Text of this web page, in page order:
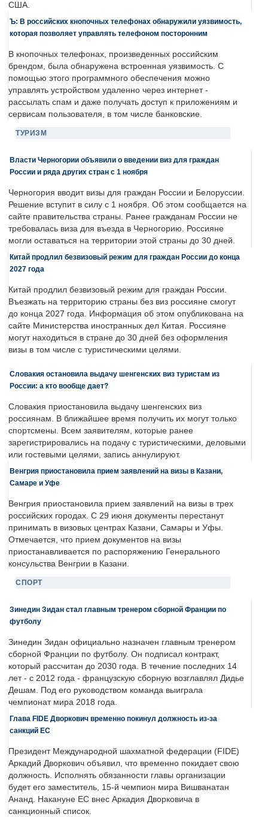
США.
Ъ: В российских кнопочных телефонах обнаружили уязвимость,
которая позволяет управлять телефоном посторонним
В кнопочных телефонах, произведенных российским
брендом, была обнаружена встроенная уязвимость. С
помощью этого программного обеспечения можно
управлять устройством удаленно через интернет -
рассылать спам и даже получать доступ к приложениям и
сервисам пользователя, в том числе банковские.
ТУРИЗМ
Власти Черногории объявили о введении виз для граждан
России и ряда других стран с 1 ноября
Черногория вводит визы для граждан России и Белоруссии.
Решение вступит в силу с 1 ноября. Об этом сообщается на
сайте правительства страны. Ранее гражданам России не
требовалась виза для въезда в Черногорию. Россияне
могли оставаться на территории этой страны до 30 дней.
Китай продлил безвизовый режим для граждан России до конца
2027 года
Китай продлил безвизовый режим для граждан России.
Въезжать на территорию страны без виз россияне смогут
до конца 2027 года. Информация об этом опубликована на
сайте Министерства иностранных дел Китая. Россияне
могут находиться в стране до 30 дней без оформления
визы в том числе с туристическими целями.
Словакия остановила выдачу шенгенских виз туристам из
России: а кто вообще дает?
Словакия приостановила выдачу шенгенских виз
россиянам. В ближайшее время получить их могут только
спортсмены. Всем заявителям, которые ранее
зарегистрировались на подачу с туристическими, деловыми
или гостевыми целями, запись аннулируют.
Венгрия приостановила прием заявлений на визы в Казани,
Самаре и Уфе
Венгрия приостановила прием заявлений на визы в трех
российских городах. С 29 июня документы перестанут
принимать в визовых центрах Казани, Самары и Уфы.
Отмечается, что прием документов на визы
приостанавливается по распоряжению Генерального
консульства Венгрии в Казани.
СПОРТ
Зинедин Зидан стал главным тренером сборной Франции по
футболу
Зинедин Зидан официально назначен главным тренером
сборной Франции по футболу. Он подписал контракт,
который рассчитан до 2030 года. В течение последних 14
лет - с 2012 года - французскую сборную возглавлял Дидье
Дешам. Под его руководством команда выиграла
чемпионат мира 2018 года.
Глава FIDE Дворкович временно покинул должность из-за
санкций ЕС
Президент Международной шахматной федерации (FIDE)
Аркадий Дворкович объявил, что временно покидает свою
должность. Исполнять обязанности главы организации
будет его заместитель, 15-й чемпион мира Вишванатан
Ананд. Накануне ЕС внес Аркадия Дворковича в
санкционный список.